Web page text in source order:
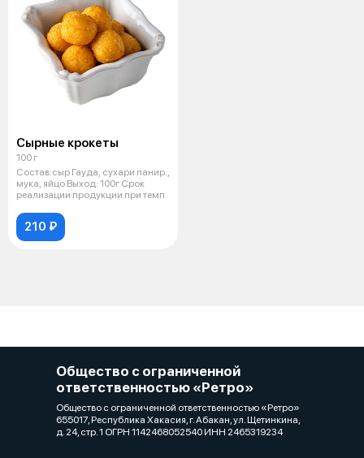
Сырные крокеты
100 г
Состав:сыр Гауда, сухари панир.,
мука, яйцо Выход: 100г Срок
реализации продукции при темп
210 ₽
Общество с ограниченной
ответственностью «Ретро»
Общество с ограниченной ответственностью «Ретро»
655017, Республика Хакасия, г. Абакан, ул. Щетинкина,
д. 24, стр. 1 ОГРН 1142468052540 ИНН 2465319234